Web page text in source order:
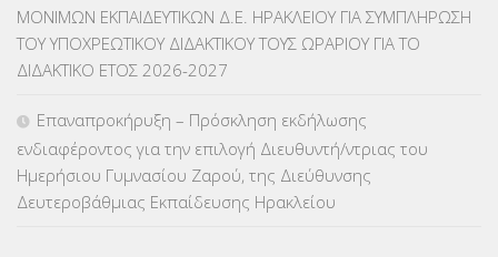
ΜΕΤΑΘΕΣΕΙΣ-ΤΟΠΟΘΕΤΗΣΕΙΣ ΒΕΛΤΙΩΣΕΙΣ (319)
ΜΕΤΑΤΑΞΕΙΣ(87)
ΜΕΤΑΦΟΡΑ ΜΑΘΗΤΩΝ(3)
ΝΟΜΟΘΕΣΙΑ(66)
ΜΟΝΙΜΩΝ ΕΚΠΑΙΔΕΥΤΙΚΩΝ Δ.Ε. ΗΡΑΚΛΕΙΟΥ ΓΙΑ ΣΥΜΠΛΗΡΩΣΗ
ΤΟΥ ΥΠΟΧΡΕΩΤΙΚΟΥ ΔΙΔΑΚΤΙΚΟΥ ΤΟΥΣ ΩΡΑΡΙΟΥ ΓΙΑ ΤΟ
ΔΙΔΑΚΤΙΚΟ ΕΤΟΣ 2026-2027
Επαναπροκήρυξη – Πρόσκληση εκδήλωσης
ενδιαφέροντος για την επιλογή Διευθυντή/ντριας του
Ημερήσιου Γυμνασίου Ζαρού, της Διεύθυνσης
Δευτεροβάθμιας Εκπαίδευσης Ηρακλείου